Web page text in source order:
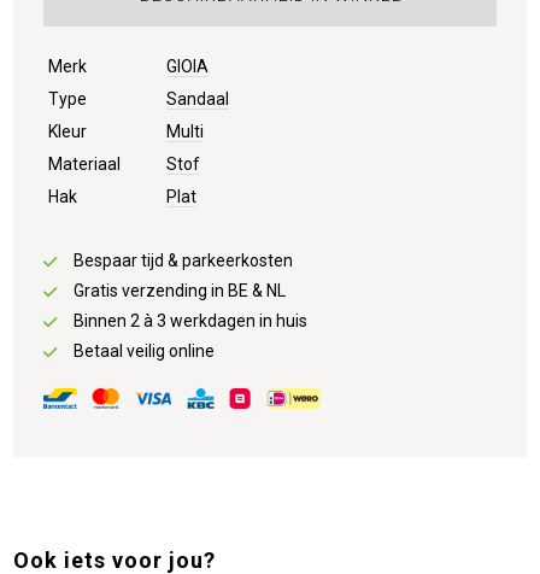
Merk
GIOIA
Type
Sandaal
Kleur
Multi
Materiaal
Stof
Hak
Plat
Bespaar tijd & parkeerkosten
Gratis verzending in BE & NL
Binnen 2 à 3 werkdagen in huis
Betaal veilig online
Ook iets voor jou?